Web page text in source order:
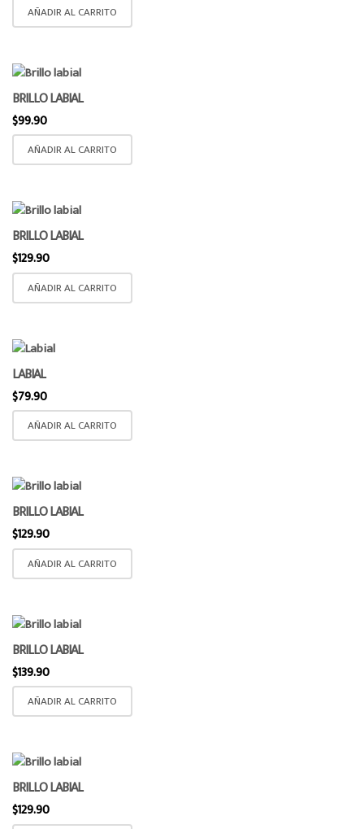
AÑADIR AL CARRITO
BRILLO LABIAL
$99.90
AÑADIR AL CARRITO
BRILLO LABIAL
$129.90
AÑADIR AL CARRITO
LABIAL
$79.90
AÑADIR AL CARRITO
BRILLO LABIAL
$129.90
AÑADIR AL CARRITO
BRILLO LABIAL
$139.90
AÑADIR AL CARRITO
BRILLO LABIAL
$129.90